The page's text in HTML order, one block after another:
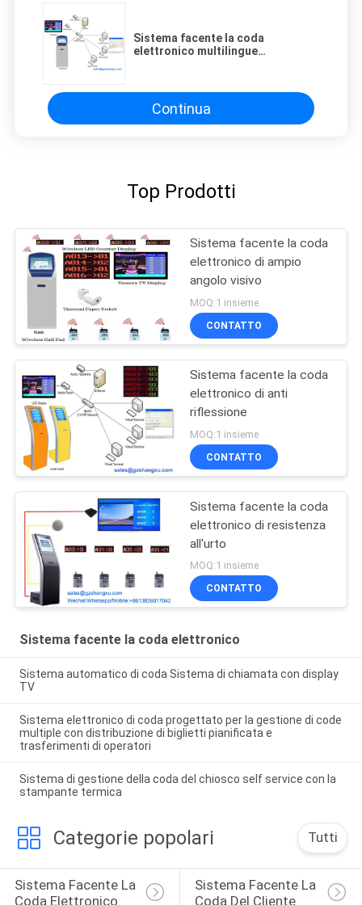
Sistema facente la coda
elettronico multilingue
Continua
Top Prodotti
Sistema facente la coda
elettronico di ampio
angolo visivo
MOQ:1 insieme
CONTATTO
Sistema facente la coda
elettronico di anti
riflessione
MOQ:1 insieme
CONTATTO
Sistema facente la coda
elettronico di resistenza
all'urto
MOQ:1 insieme
CONTATTO
Sistema facente la coda elettronico
Sistema automatico di coda Sistema di chiamata con display
TV
Sistema elettronico di coda progettato per la gestione di code
multiple con distribuzione di biglietti pianificata e
trasferimenti di operatori
Sistema di gestione della coda del chiosco self service con la
stampante termica
Categorie popolari Tutti
Sistema Facente La
Coda Elettronico
Sistema Facente La
Coda Del Cliente